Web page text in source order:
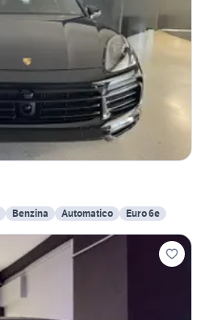
Benzina Automatico Euro 6e